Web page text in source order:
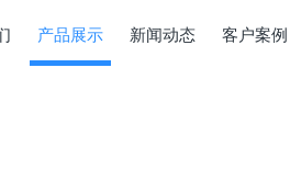
产品展示 新闻动态 客户案例